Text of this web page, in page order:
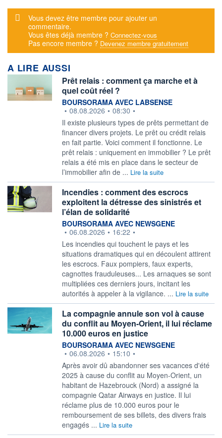
Message d'alerte
Vous devez être membre pour ajouter un
commentaire.
Vous êtes déjà membre ? Connectez-vous
Pas encore membre ? Devenez membre gratuitement
A LIRE AUSSI
Prêt relais : comment ça marche et à
quel coût réel ?
information fournie par
BOURSORAMA AVEC LABSENSE
• 08.08.2026 • 08:30 •
Il existe plusieurs types de prêts permettant de
financer divers projets. Le prêt ou crédit relais
en fait partie. Voici comment il fonctionne. Le
prêt relais : uniquement en immobilier ? Le prêt
relais a été mis en place dans le secteur de
l’immobilier afin de ... Lire la suite
Incendies : comment des escrocs
exploitent la détresse des sinistrés et
l’élan de solidarité
information fournie par
BOURSORAMA AVEC NEWSGENE
• 06.08.2026 • 16:22 •
Les incendies qui touchent le pays et les
situations dramatiques qui en découlent attirent
les escrocs. Faux pompiers, faux experts,
cagnottes frauduleuses... Les arnaques se sont
multipliées ces derniers jours, incitant les
autorités à appeler à la vigilance. ... Lire la suite
La compagnie annule son vol à cause
du conflit au Moyen-Orient, il lui réclame
10.000 euros en justice
information fournie par
BOURSORAMA AVEC NEWSGENE
• 06.08.2026 • 15:10 •
Après avoir dû abandonner ses vacances d'été
2025 à cause du conflit au Moyen-Orient, un
habitant de Hazebrouck (Nord) a assigné la
compagnie Qatar Airways en justice. Il lui
réclame plus de 10.000 euros pour le
remboursement de ses billets, des divers frais
engagés ... Lire la suite